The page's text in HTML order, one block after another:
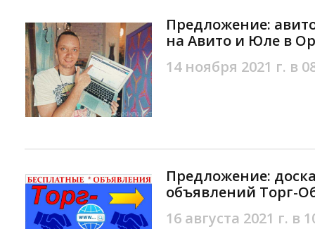
Предложение:
на Авито и Юле в
14 ноября 2021 г. в
Предложение:
объявлений Торг-
16 августа 2021 г. в